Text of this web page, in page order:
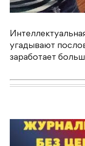
угадывают
заработает